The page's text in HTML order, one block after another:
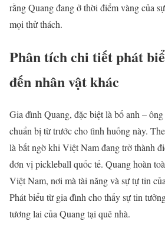
rằng Quang đang ở thời điểm vàng của
mọi thử thách.
Phân tích chi tiết phát
đến nhân vật khác
Gia đình Quang, đặc biệt là bố anh –
chuẩn bị từ trước cho tình huống này.
là bất ngờ khi Việt Nam đang trở thành
đơn vị pickleball quốc tế. Quang hoàn
Việt Nam, nơi mà tài năng và sự tự tin
Phát biểu từ gia đình cho thấy sự tin
tương lai của Quang tại quê nhà.